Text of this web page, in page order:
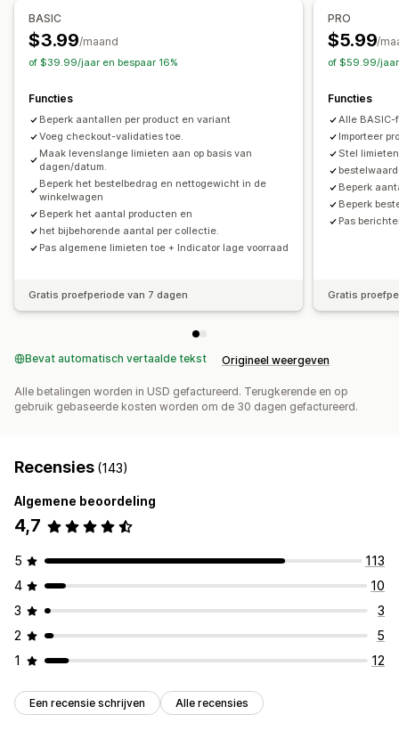
Winkelwagenmeldingen
Productpaginameldingen
Aangepaste branding
Aangepaste berichten Meerdere talen
Importeren en exporteren
BASIC
$3.99/maand
of $39.99/jaar en bespaar 16%
Functies
Beperk aantallen per product en variant
Voeg checkout-validaties toe.
Maak levenslange limieten aan op basis van
dagen/datum.
Beperk het bestelbedrag en nettogewicht in de
winkelwagen
Beperk het aantal producten en
het bijbehorende aantal per collectie.
Pas algemene limieten toe + Indicator lage voorraad
Gratis proefperiode van 7 dagen
PRO
$5.99/
of $59.99/jaar
Functies
Alle
Importeer
Stel
Beperk
Beperk
Pas
Gratis
Bevat automatisch vertaalde tekst Origineel weergeven
Alle betalingen worden in USD gefactureerd. Terugkerende en op
gebruik gebaseerde kosten worden om de 30 dagen gefactureerd.
Recensies (143)
Algemene beoordeling
4,7
5
113
4
10
3
3
2
5
1
12
Een recensie schrijven Alle recensies